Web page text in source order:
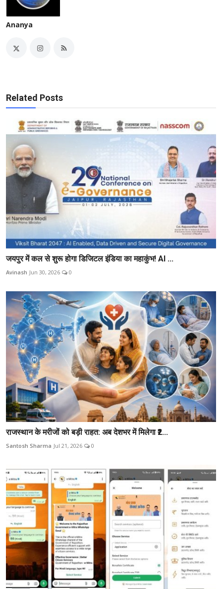
Ananya
Related Posts
जयपुर में कल से शुरू होगा डिजिटल इंडिया का महाकुंभ! AI ...
Avinash Jun 30, 2026 0
राजस्थान के मरीजों को बड़ी राहत: अब देशभर में मिलेगा ₹2...
Santosh Sharma Jul 21, 2026 0